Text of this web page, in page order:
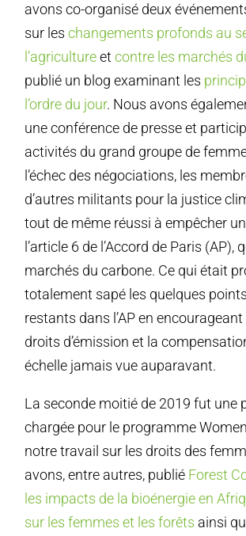
avons co-organisé deux
sur leschangements profonds au
l’agricultureetcontre les marchés
publié un blog examinant les
l’ordre du jour. Nous avons
une conférence de presse et
activités du grand groupe de
l’échec des négociations, les
d’autres militants pour la justice
tout de même réussi à empêcher
l’article 6 de l’Accord de Paris (AP),
marchés du carbone. Ce qui était
totalement sapé les quelques
restants dans l’AP en encourageant
droits d’émission et la
échelle jamais vue auparavant.
La seconde moitié de 2019 fut une
chargée pour le programme
notre travail sur les droits des
avons, entre autres, publié Forest
les impacts de la bioénergie en
sur les femmes et les forêts ainsi